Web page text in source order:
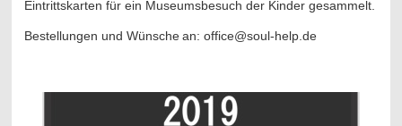
Eintrittskarten für ein Museumsbesuch der Kinder gesammelt.
Bestellungen und Wünschean: office@soul-help.de